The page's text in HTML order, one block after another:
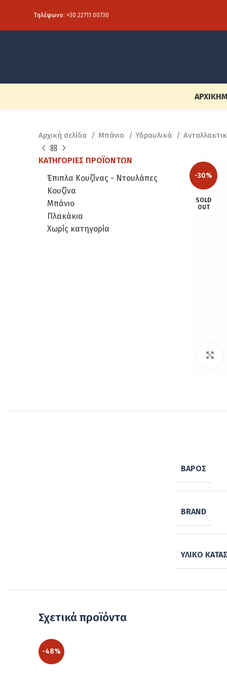
Τηλέφωνο: +30 22711 00730
ΑΡΧΙΚΉ
Αρχική σελίδα Μπάνιο Υδραυλικά
-30%
SOLD
OUT
ΚΑΤΗΓΟΡΊΕΣ ΠΡΟΪΌΝΤΩΝ
Έπιπλα Κουζίνας - Ντουλάπες
Κουζίνα
Μπάνιο
Πλακάκια
Χωρίς κατηγορία
ΒΆΡΟΣ
BRAND
ΥΛΙΚΌ
Σχετικά προϊόντα
-48%